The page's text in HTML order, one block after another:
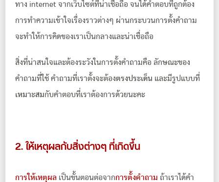
ทาง internet จากเว็บไซต์ที่น่าเชื่อถือ จนได้คำตอบที่ถูกต้อง
การทำความเข้าใจเรื่องราวต่างๆ ผ่านกระบวนการตั้งคำถาม
จะทำให้การคิดของเราเป็นกลางและน่าเชื่อถือ
สิ่งที่น่าสนใจและต้องระวังในการตั้งคำถามคือ ลักษณะของ
คำถามที่ใช้ คำถามที่เราตั้งจะต้องตรงประเด็น และมีรูปแบบที่
เหมาะสมกับคำตอบที่เราต้องการด้วยนะคะ
2. ให้เหตุผลกับสิ่งต่างๆ ที่เกิดขึ้น
การให้เหตุผล เป็นขั้นตอนต่อจากการตั้งคำถาม ถ้าเราได้คำ